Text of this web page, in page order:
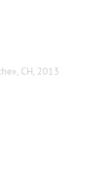
CH, 2013